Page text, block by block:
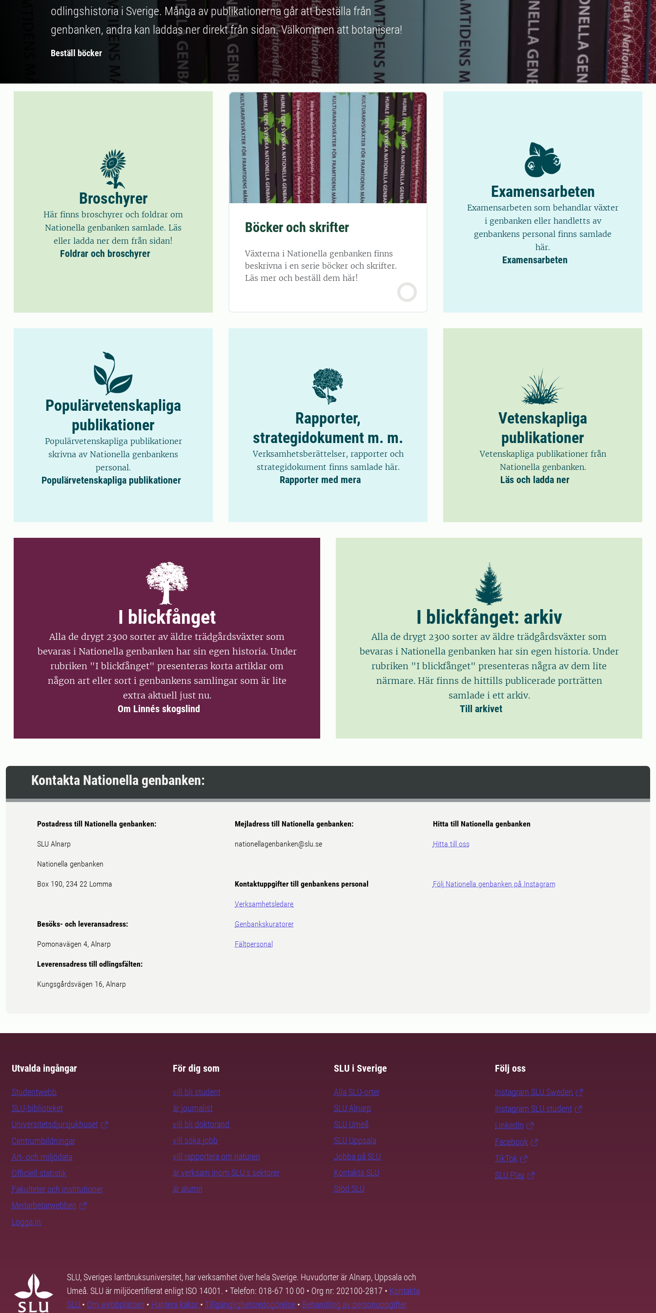
odlingshistoria i Sverige. Många av publikationerna går att beställa från
genbanken, andra kan laddas ner direkt från sidan. Välkommen att botanisera!
Beställ böcker
Broschyrer
Här finns broschyrer och foldrar om
Nationella genbanken samlade. Läs
eller ladda ner dem från sidan!
Foldrar och broschyrer
Böcker och skrifter
Växterna i Nationella genbanken finns
beskrivna i en serie böcker och skrifter.
Läs mer och beställ dem här!
Examensarbeten
Examensarbeten som behandlar växter
i genbanken eller handletts av
genbankens personal finns samlade
här.
Examensarbeten
Populärvetenskapliga
publikationer
Populärvetenskapliga publikationer
skrivna av Nationella genbankens
personal.
Populärvetenskapliga publikationer
Rapporter,
strategidokument m. m.
Verksamhetsberättelser, rapporter och
strategidokument finns samlade här.
Rapporter med mera
Vetenskapliga
publikationer
Vetenskapliga publikationer från
Nationella genbanken.
Läs och ladda ner
I blickfånget
Alla de drygt 2300 sorter av äldre trädgårdsväxter som
bevaras i Nationella genbanken har sin egen historia. Under
rubriken "I blickfånget" presenteras korta artiklar om
någon art eller sort i genbankens samlingar som är lite
extra aktuell just nu.
Om Linnés skogslind
I blickfånget: arkiv
Alla de drygt 2300 sorter av äldre trädgårdsväxter som
bevaras i Nationella genbanken har sin egen historia. Under
rubriken "I blickfånget" presenteras några av dem lite
närmare. Här finns de hittills publicerade porträtten
samlade i ett arkiv.
Till arkivet
Kontakta Nationella genbanken:
Postadress till Nationella genbanken:
SLU Alnarp
Nationella genbanken
Box 190, 234 22 Lomma
Besöks- och leveransadress:
Pomonavägen 4, Alnarp
Leverensadress till odlingsfälten:
Kungsgårdsvägen 16, Alnarp
Mejladress till Nationella genbanken:
nationellagenbanken@slu.se
Kontaktuppgifter till genbankens personal
Verksamhetsledare
Genbankskuratorer
Fältpersonal
Hitta till Nationella genbanken
Hitta till oss
Följ Nationella genbanken på Instagram
Utvalda ingångar
Studentwebb
SLU-biblioteket
Universitetsdjursjukhuset
Centrumbildningar
Art- och miljödata
Officiell statistik
Fakulteter och institutioner
Medarbetarwebben
Logga in
För dig som
vill bli student
är journalist
vill bli doktorand
vill söka jobb
vill rapportera om naturen
är verksam inom SLU:s sektorer
är alumn
SLU i Sverige
Alla SLU-orter
SLU Alnarp
SLU Umeå
SLU Uppsala
Jobba på SLU
Kontakta SLU
Stöd SLU
Följ oss
Instagram SLU.Sweden
Instagram SLU.student
LinkedIn
Facebook
TikTok
SLU Play
SLU, Sveriges lantbruksuniversitet, har verksamhet över hela Sverige. Huvudorter är Alnarp, Uppsala och
Umeå. SLU är miljöcertifierat enligt ISO 14001. • Telefon: 018-67 10 00 • Org nr: 202100-2817 • Kontakta
SLU • Om webbplatsen • Hantera kakor • Tillgänglighetsredogörelse • Behandling av personuppgifter